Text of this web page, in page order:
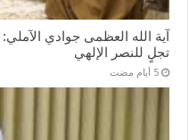
آية الله العظمى جوادي
تجلٍ للنصر الإلهي
‏5 أيام مضت